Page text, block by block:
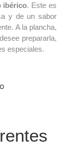
ibérico. Este es
y de un sabor
A la plancha,
prepararla,
especiales.